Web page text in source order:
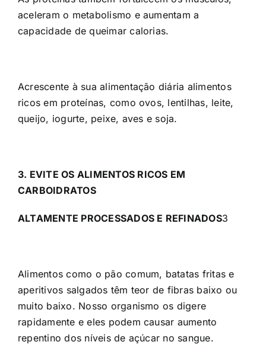
aceleram o metabolismo e aumentam a
capacidade de queimar calorias.
Acrescente à sua alimentação diária alimentos
ricos em proteínas, como ovos, lentilhas, leite,
queijo, iogurte, peixe, aves e soja.
3. EVITE OS ALIMENTOS RICOS EM
CARBOIDRATOS
ALTAMENTE PROCESSADOS E REFINADOS3
Alimentos como o pão comum, batatas fritas e
aperitivos salgados têm teor de fibras baixo ou
muito baixo. Nosso organismo os digere
rapidamente e eles podem causar aumento
repentino dos níveis de açúcar no sangue.